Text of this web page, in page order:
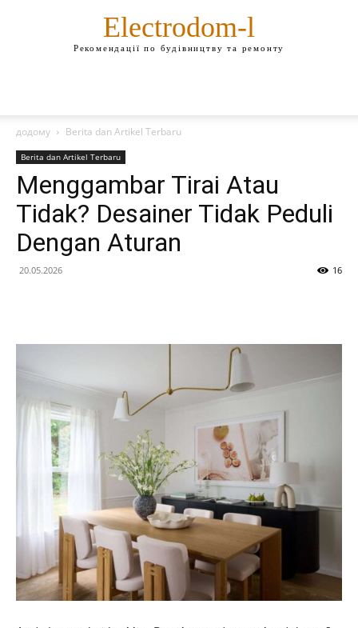
Electrodom-l
Рекомендації по будівництву та ремонту
додому Berita dan Artikel Terbaru
Berita dan Artikel Terbaru
Menggambar Tirai Atau
Tidak? Desainer Tidak Peduli
Dengan Aturan
20.05.2026 16